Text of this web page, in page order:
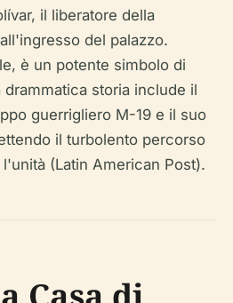
il liberatore della
del palazzo.
è un potente simbolo di
drammatica storia include il
guerrigliero M-19 e il suo
il turbolento percorso
(Latin American Post).